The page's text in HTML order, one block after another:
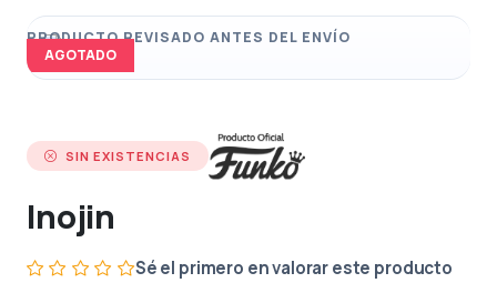
AGOTADO
SIN EXISTENCIAS
Inojin
Sé el primero en valorar este producto